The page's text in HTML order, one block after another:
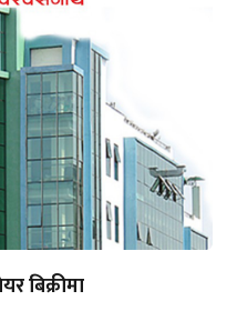
बिक्रीमा